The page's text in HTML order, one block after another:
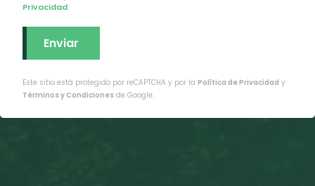
Privacidad.
Este sitio está protegido por reCAPTCHA y por la Política de Privacidad y
Términos y Condiciones de Google.